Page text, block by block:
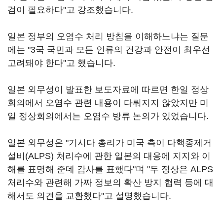
검이 필요하다"고 강조했습니다.
일본 정부의 오염수 처리 방침을 이해하느냐는 질문
에는 "3국 국민과 모든 인류의 건강과 안전이 최우선
고려돼야 한다"고 했습니다.
일본 외무성이 발표한 보도자료에 따르면 한일 정상
회의에서 오염수 관련 내용이 다뤄지지 않았지만 미
일 정상회의에서는 오염수 방류 논의가 있었습니다.
일본 외무성은 "기시다 총리가 미국 측이 다핵종제거
설비(ALPS) 처리수에 관한 일본의 대응에 지지와 이
해를 표명해 준데 감사를 표했다"며 "두 정상은 ALPS
처리수와 관련해 가짜 정보의 확산 방지 협력 등에 대
해서도 의견을 교환했다"고 설명했습니다.